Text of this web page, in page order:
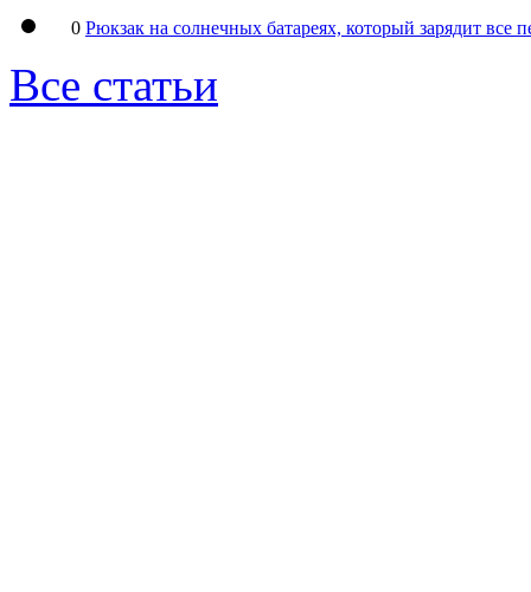
0 Рюкзак на солнечных батареях, который зарядит все
Все статьи